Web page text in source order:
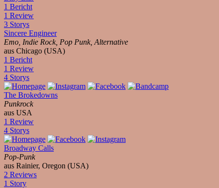
1 Bericht
1 Review
3 Storys
Sincere Engineer
Emo, Indie Rock, Pop Punk, Alternative
aus Chicago (USA)
1 Bericht
1 Review
4 Storys
The Brokedowns
Punkrock
aus USA
1 Review
4 Storys
Broadway Calls
Pop-Punk
aus Rainier, Oregon (USA)
2 Reviews
1 Story